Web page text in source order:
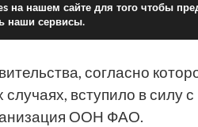
согласно
случаях, вступило в силу
ООН ФАО.